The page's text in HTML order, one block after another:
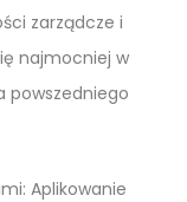
zarządcze i
najmocniej w
powszedniego
Aplikowanie